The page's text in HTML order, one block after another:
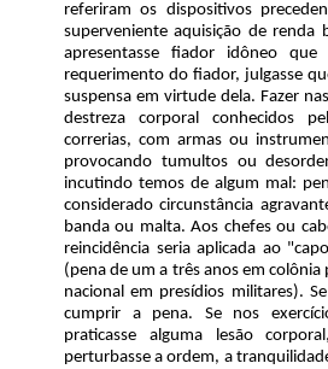
referiram os dispositivos
superveniente aquisição de renda
apresentasse fiador idôneo
requerimento do fiador, julgasse
suspensa em virtude dela. Fazer
destreza corporal conhecidos
correrias, com armas ou
provocando tumultos ou
incutindo temos de algum mal:
considerado circunstância
banda ou malta. Aos chefes ou
reincidência seria aplicada ao
(pena de um a três anos em
nacional em presídios militares).
cumprir a pena. Se nos
praticasse alguma lesão
perturbasse a ordem, a